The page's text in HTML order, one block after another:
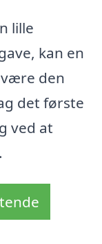
lille
kan en
den
det første
ved at